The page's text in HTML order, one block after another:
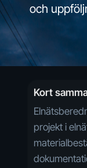
och
Kort
projekt i